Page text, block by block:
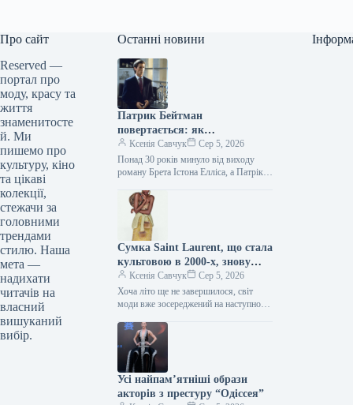
Про сайт
Reserved —
портал про
моду, красу та
життя
знаменитосте
й. Ми
пишемо про
культуру, кіно
та цікаві
колекції,
стежачи за
головними
трендами
стилю. Наша
мета —
надихати
читачів на
власний
вишуканий
вибір.
Останні новини
Патрик Бейтман
повертається: як
“Американський психопат”
знову надихає модний світ
Ксенія Савчук
Сер 5, 2026
Понад 30 років минуло від виходу
роману Брета Істона Елліса, а Патрік
найсуперечливіших фігур у…
Сумка Saint Laurent, що стала
культовою в 2000-х, знову
з’являється — і претендує на
роль головного модного
доповнення осені 2026 року.
Ксенія Савчук
Сер 5, 2026
Хоча літо ще не завершилося, світ
моди вже зосереджений на наступному
осінь-зима 2026/2027 почав з’являтися
на…
Усі найпам’ятніші образи
акторів з престуру “Одіссея”